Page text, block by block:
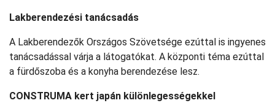
Lakberendezési tanácsadás
A Lakberendezők Országos Szövetsége ezúttal is ingyenes
tanácsadással várja a látogatókat. A központi téma ezúttal
a fürdőszoba és a konyha berendezése lesz.
CONSTRUMA kert japán különlegességekkel